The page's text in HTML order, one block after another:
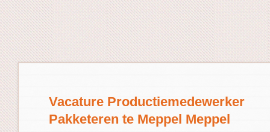
Vacature Productiemedewerker
Pakketeren te Meppel Meppel